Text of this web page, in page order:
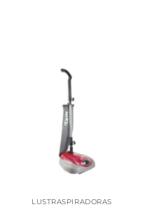
LUSTRASPIRADORAS